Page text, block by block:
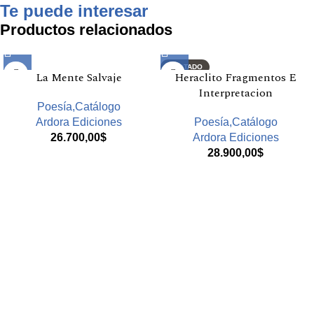
Te puede interesar
Productos relacionados
La Mente Salvaje
Poesía,Catálogo
Ardora Ediciones
26.700,00$
AGOTADO
Heraclito Fragmentos E
Interpretacion
Poesía,Catálogo
Ardora Ediciones
28.900,00$